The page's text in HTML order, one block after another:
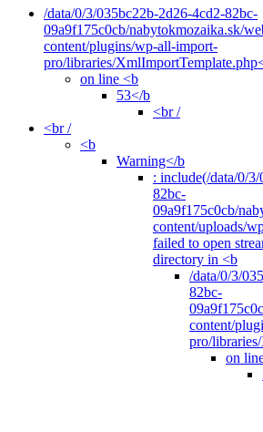
/data/0/3/035bc22b-2d26-4cd2-82bc-
09a9f175c0cb/nabytokmozaika.sk/
content/plugins/wp-all-import-
pro/libraries/
on line <b
53</b
<br /
<br /
<b
Warning</b
: include(/data/0/
82bc-
09a9f175c0cb/
content/uploads/
failed to open
directory in <b
/data/0/3/
82bc-
content/
pro/
on